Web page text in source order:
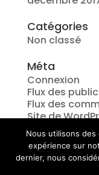
Catégories
Non classé
Méta
Connexion
Flux des
Flux des
Site de
Nous utilisons des
expérience sur
dernier, nous